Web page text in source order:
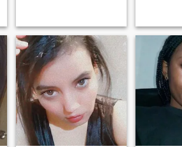
durable sans prise de tête
avec mon partenaire idéal,
un homme qui saura
comment prendre soin de
moi, un homme qui saurait
me respecter, être fidèle et
sincère à moi. Je sais que sa
serais très dur de trouver ce
genre d'homme sur le net,
mais saches que je suis une
femme courageuse et
j'espère bien le trouver un
jour cet homme que j'ai tant
attendu, voilà ma recherche
years old, I
especially those in teir